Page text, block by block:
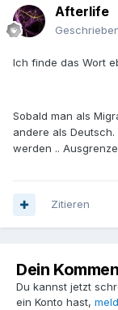
Afterlife
Ich finde das Wort
Sobald man als
andere als
werden ..
Zitieren
Dein
Du kannst jetzt
ein Konto hast,